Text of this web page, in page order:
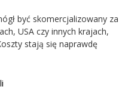
być skomercjalizowany za
USA czy innych krajach,
stają się naprawdę